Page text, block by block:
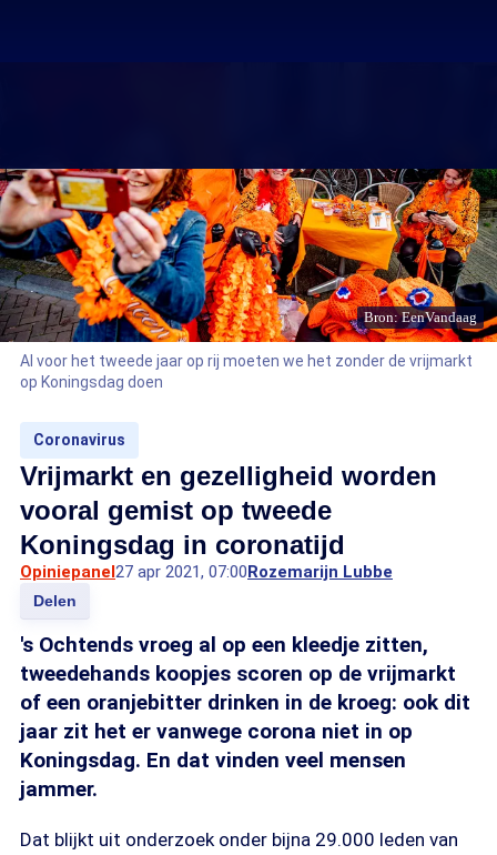
Bron: EenVandaag
Al voor het tweede jaar op rij moeten we het zonder de vrijmarkt
op Koningsdag doen
Coronavirus
Vrijmarkt en gezelligheid worden
vooral gemist op tweede
Koningsdag in coronatijd
Opiniepanel27 apr 2021, 07:00Rozemarijn Lubbe
Delen
's Ochtends vroeg al op een kleedje zitten,
tweedehands koopjes scoren op de vrijmarkt
of een oranjebitter drinken in de kroeg: ook dit
jaar zit het er vanwege corona niet in op
Koningsdag. En dat vinden veel mensen
jammer.
Dat blijkt uit onderzoek onder bijna 29.000 leden van